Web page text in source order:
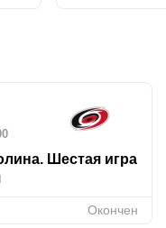
Шестая игра
Окончен